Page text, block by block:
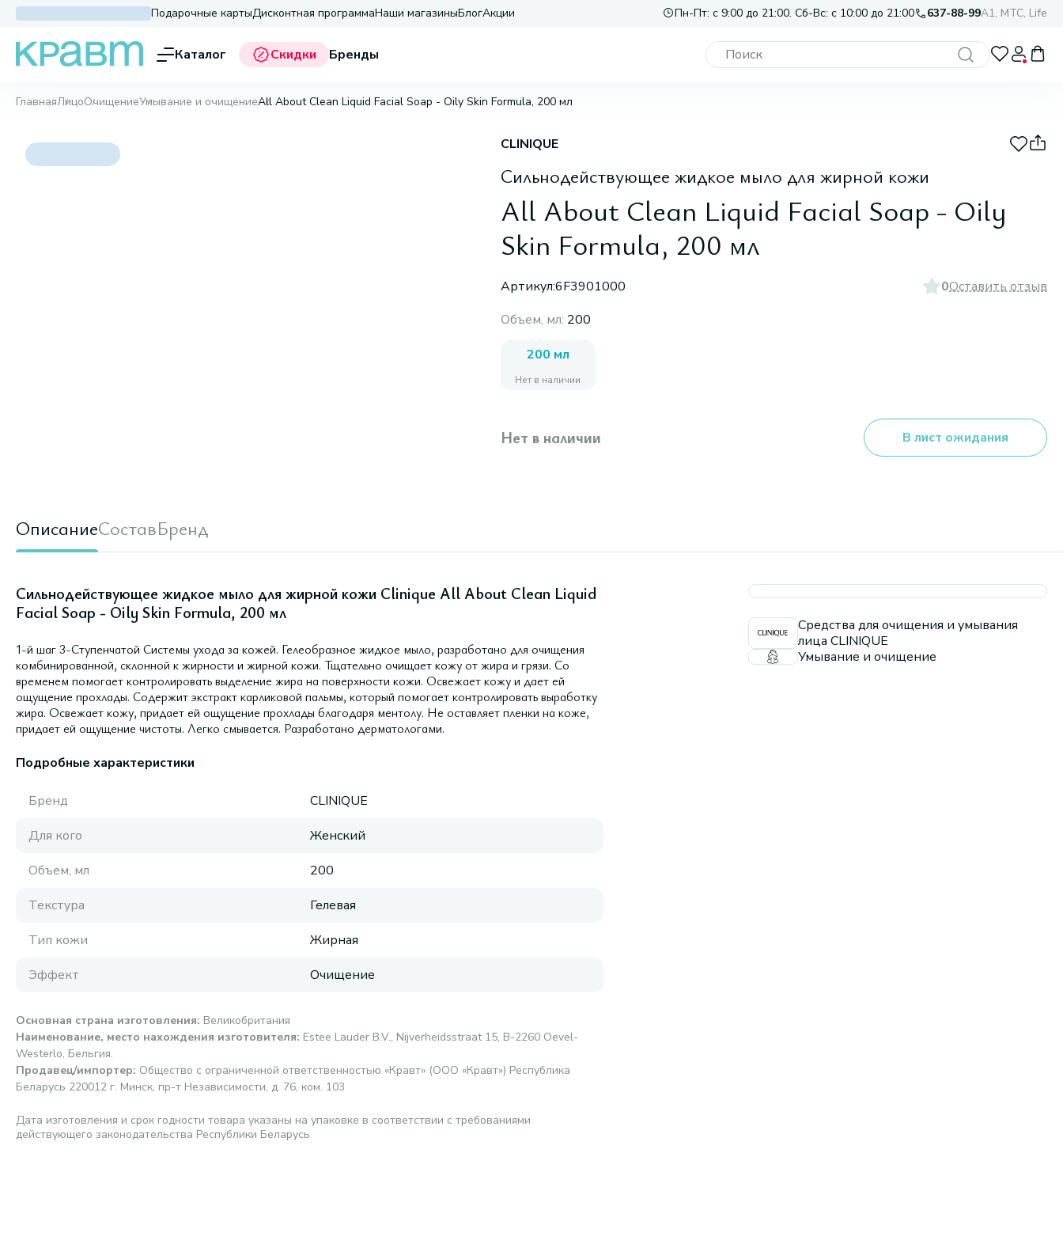
Подарочные картыДисконтная программаНаши магазиныБлогАкции Пн-Пт: с 9:00 до 21:00. Сб-Вс: с 10:00 до 21:00 637-88-99A1, МТС, Life
Каталог Скидки Бренды
ГлавнаяЛицоОчищениеУмывание и очищениеAll About Clean Liquid Facial Soap - Oily Skin Formula, 200 мл
CLINIQUE
Сильнодействующее жидкое мыло для жирной кожи
All About Clean Liquid Facial Soap - Oily
Skin Formula, 200 мл
Артикул:6F3901000 0Оставить отзыв
Объем, мл: 200
200 мл
Нет в наличии
Нет в наличии В лист ожидания
ОписаниеСоставБренд
Сильнодействующее жидкое мыло для жирной кожи Clinique All About Clean Liquid
Facial Soap - Oily Skin Formula, 200 мл
1-й шаг 3-Ступенчатой Системы ухода за кожей. Гелеобразное жидкое мыло, разработано для очищения
комбинированной, склонной к жирности и жирной кожи. Тщательно очищает кожу от жира и грязи. Со
временем помогает контролировать выделение жира на поверхности кожи. Освежает кожу и дает ей
ощущение прохлады. Содержит экстракт карликовой пальмы, который помогает контролировать выработку
жира. Освежает кожу, придает ей ощущение прохлады благодаря ментолу. Не оставляет пленки на коже,
придает ей ощущение чистоты. Легко смывается. Разработано дерматологами.
Подробные характеристики
Бренд
CLINIQUE
Для кого
Женский
Объем, мл
200
Текстура
Гелевая
Тип кожи
Жирная
Эффект
Очищение
Основная страна изготовления: Великобритания
Наименование, место нахождения изготовителя: Estee Lauder B.V., Nijverheidsstraat 15, B-2260 Oevel-
Westerlo, Бельгия.
Продавец/импортер: Общество с ограниченной ответственностью «Кравт» (ООО «Кравт») Республика
Беларусь 220012 г. Минск, пр-т Независимости, д. 76, ком. 103
Дата изготовления и срок годности товара указаны на упаковке в соответствии с требованиями
действующего законодательства Республики Беларусь
Средства для очищения и умывания
лица CLINIQUE
Умывание и очищение